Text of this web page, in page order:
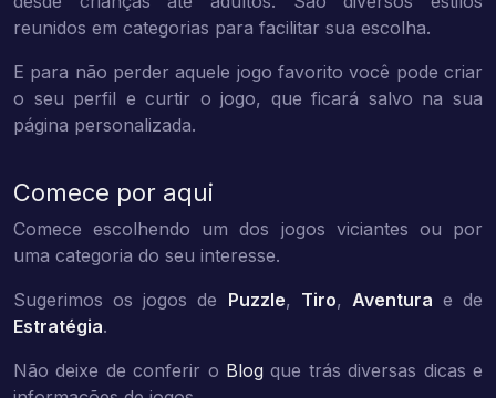
reunidos em categorias para facilitar sua escolha.
E para não perder aquele jogo favorito você pode criar
o seu perfil e curtir o jogo, que ficará salvo na sua
página personalizada.
Comece por aqui
Comece escolhendo um dos jogos viciantes ou por
uma categoria do seu interesse.
Sugerimos os jogos de Puzzle, Tiro, Aventura e de
Estratégia.
Não deixe de conferir o Blog que trás diversas dicas e